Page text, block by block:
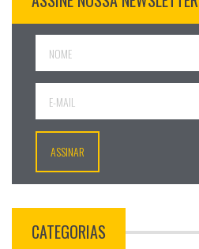
CATEGORIAS